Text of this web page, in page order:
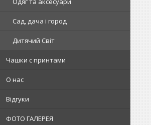
Сад, дача і город
Дитячий Світ
Чашки с принтами
О нас
Відгуки
ФОТО ГАЛЕРЕЯ